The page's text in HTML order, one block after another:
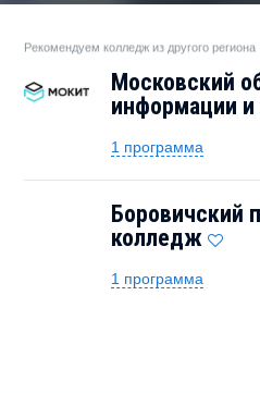
Рекомендуем колледж из другого региона
Московский
информации и
1 программа
Боровичский
колледж
1 программа